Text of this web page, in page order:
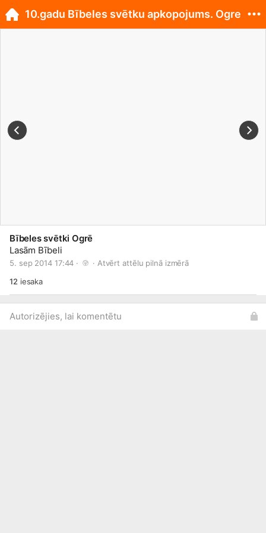
Bībeles svētki Ogrē
Lasām Bībeli
5. sep 2014 17:44 · · Atvērt attēlu pilnā izmērā
12 iesaka
Autorizējies, lai komentētu
10.gadu Bībeles svētku apkopojums. Ogre